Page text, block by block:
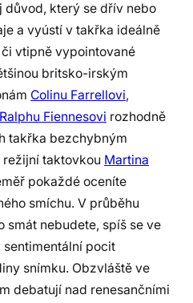
důvod, který se dřív nebo
a vyústí v takřka ideálně
vtipně vypointované
britsko-irským
Colinu Farrellovi,
Ralphu Fiennesovi rozhodně
takřka bezchybným
taktovkou Martina
pokaždé oceníte
smíchu. V průběhu
smát nebudete, spíš se ve
pocit
snímku. Obzvláště ve
debatují nad renesančními